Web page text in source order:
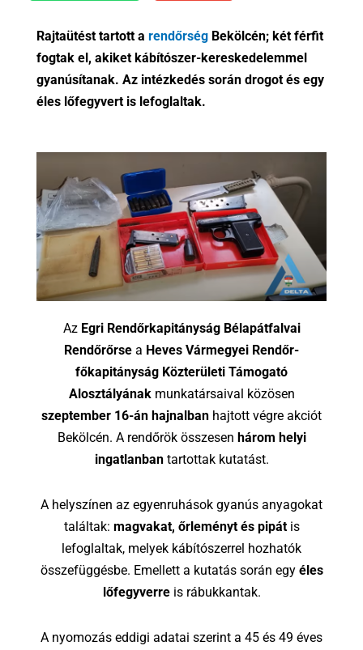
Rajtaütést tartott arendőrség Bekölcén; két férfit
fogtak el, akiket kábítószer-kereskedelemmel
gyanúsítanak. Az intézkedés során drogot és egy
éles lőfegyvert is lefoglaltak.
Az Egri Rendőrkapitányság Bélapátfalvai
Rendőrőrse a Heves Vármegyei Rendőr-
főkapitányság Közterületi Támogató
Alosztályánakmunkatársaival közösen
szeptember 16-án hajnalban hajtott végre akciót
Bekölcén. A rendőrök összesen három helyi
ingatlanbantartottak kutatást.
A helyszínen az egyenruhások gyanús anyagokat
találtak: magvakat, őrleményt és pipátis
lefoglaltak, melyek kábítószerrel hozhatók
összefüggésbe. Emellett a kutatás során egy éles
lőfegyverreis rábukkantak.
A nyomozás eddigi adatai szerint a 45 és 49 éves